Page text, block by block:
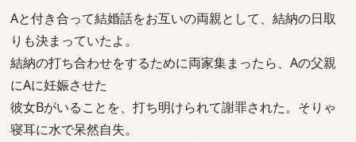
Aと付き合って結婚話をお互いの両親として、結納の日取
りも決まっていたよ。
結納の打ち合わせをするために両家集まったら、Aの父親
にAに妊娠させた
彼女Bがいることを、打ち明けられて謝罪された。そりゃ
寝耳に水で呆然自失。